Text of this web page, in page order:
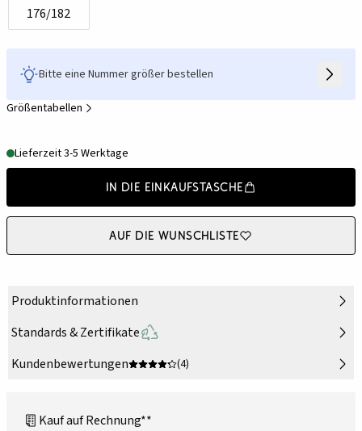
176/182
Bitte eine Nummer größer bestellen
Größentabellen
Lieferzeit 3-5 Werktage
In die Einkaufstasche
Auf die Wunschliste
Produktinformationen
Standards & Zertifikate
Kundenbewertungen
(4)
Kauf auf Rechnung**